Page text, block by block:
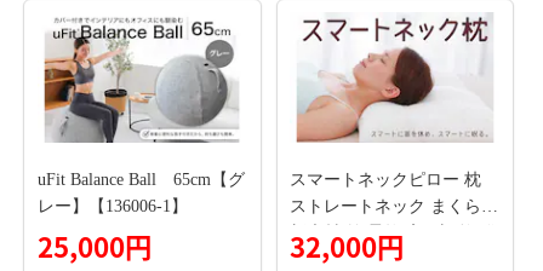
床保護 防音 ピラティス 筋
トレ ストレッチ フィット
ネス 初心者 リハビリ
uFit Balance Ball 65cm【グ
レー】【136006-1】
25,000円
スマートネックピロー 枕
ストレートネック まくら
新素材 首 柔軟 高さ調整 群
馬県 枕 頸椎 柔らかいまく
32,000円